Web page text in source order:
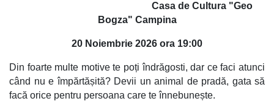
Casa de Cultura "Geo
Bogza" Campina
20 Noiembrie 2026 ora 19:00
Din foarte multe motive te poți îndrăgosti, dar ce faci atunci
când nu e împărtășită? Devii un animal de pradă, gata să
facă orice pentru persoana care te înnebunește.